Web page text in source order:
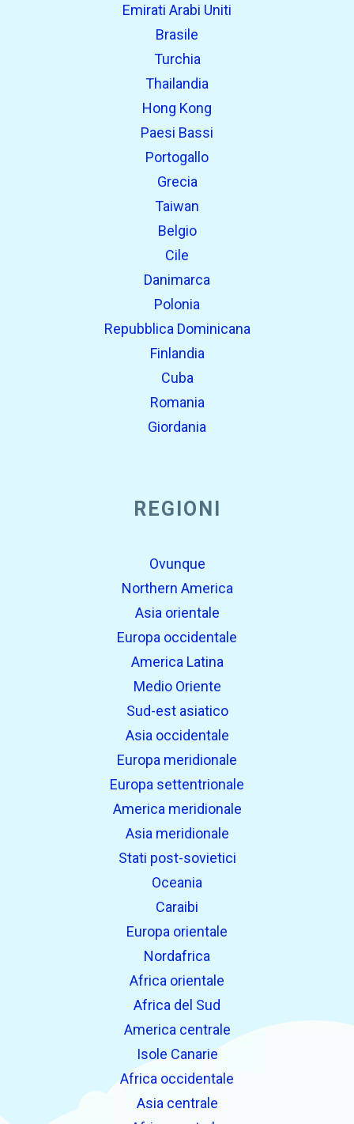
Emirati Arabi Uniti
Brasile
Turchia
Thailandia
Hong Kong
Paesi Bassi
Portogallo
Grecia
Taiwan
Belgio
Cile
Danimarca
Polonia
Repubblica Dominicana
Finlandia
Cuba
Romania
Giordania
REGIONI
Ovunque
Northern America
Asia orientale
Europa occidentale
America Latina
Medio Oriente
Sud-est asiatico
Asia occidentale
Europa meridionale
Europa settentrionale
America meridionale
Asia meridionale
Stati post-sovietici
Oceania
Caraibi
Europa orientale
Nordafrica
Africa orientale
Africa del Sud
America centrale
Isole Canarie
Africa occidentale
Asia centrale